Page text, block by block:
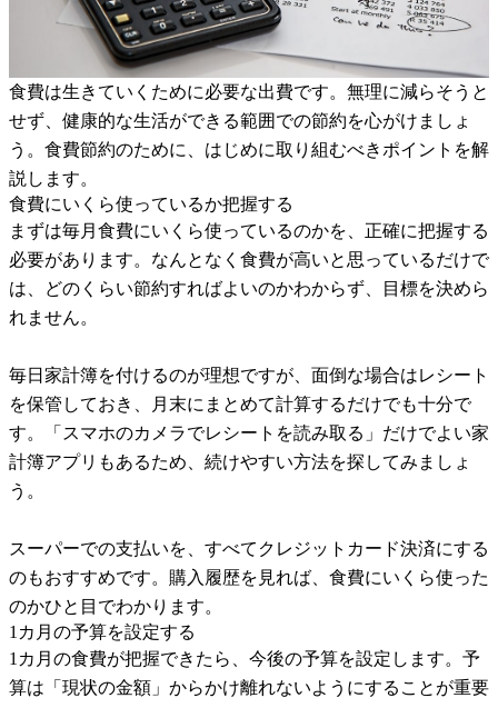
食費は生きていくために必要な出費です。無理に減らそうと
せず、健康的な生活ができる範囲での節約を心がけましょ
う。食費節約のために、はじめに取り組むべきポイントを解
説します。
食費にいくら使っているか把握する
まずは毎月食費にいくら使っているのかを、正確に把握する
必要があります。なんとなく食費が高いと思っているだけで
は、どのくらい節約すればよいのかわからず、目標を決めら
れません。
毎日家計簿を付けるのが理想ですが、面倒な場合はレシート
を保管しておき、月末にまとめて計算するだけでも十分で
す。「スマホのカメラでレシートを読み取る」だけでよい家
計簿アプリもあるため、続けやすい方法を探してみましょ
う。
スーパーでの支払いを、すべてクレジットカード決済にする
のもおすすめです。購入履歴を見れば、食費にいくら使った
のかひと目でわかります。
1カ月の予算を設定する
1カ月の食費が把握できたら、今後の予算を設定します。予
算は「現状の金額」からかけ離れないようにすることが重要